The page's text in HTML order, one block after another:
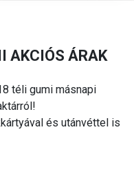
AKCIÓS ÁRAK
téli gumi másnapi
és utánvéttel is